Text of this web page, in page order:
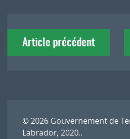
Navigation
deArticle précédent
© 2026 Gouvernement de
Labrador, 2020..